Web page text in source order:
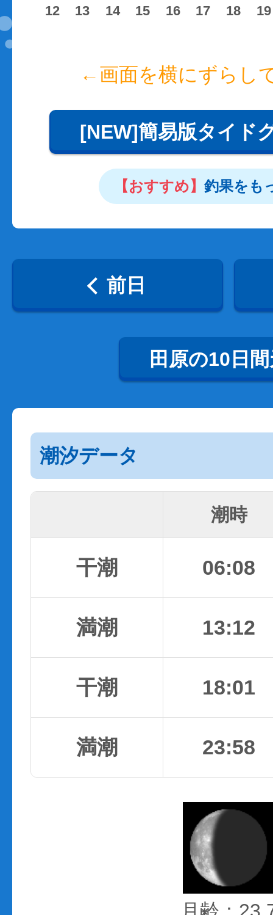
12 13 14 15 16 17 18 19
←画面を横にずらし
[NEW]簡易版タイド
【おすすめ】 釣果をも
前日
田原の10日
潮汐データ
潮時
干潮 06:08
満潮 13:12
干潮 18:01
満潮 23:58